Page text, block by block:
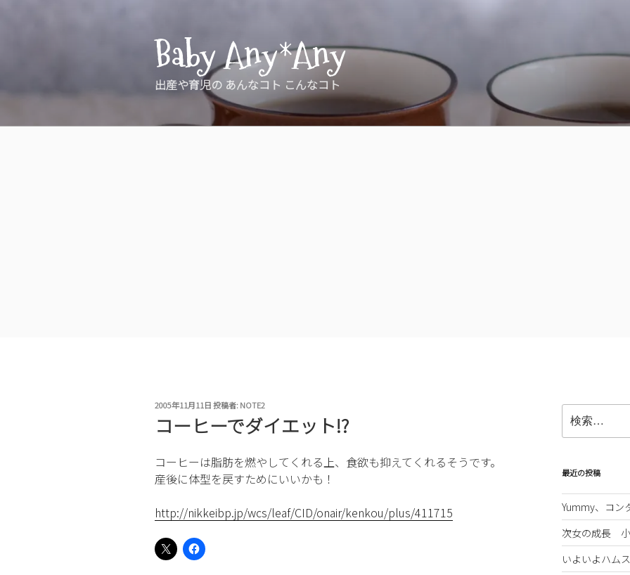
へ
キ
Baby Any*Any
出産や育児の あんなコト こんなコト
投
2005年11月11日投稿者:NOTE2
コーヒーでダイエット!?
コーヒーは脂肪を燃やしてくれる上、食欲も抑えてくれるそうです。
産後に体型を戻すためにいいかも！
http://nikkeibp.jp/wcs/leaf/CID/onair/kenkou/plus/411715
索:
最近の投稿
Yummy、コン
次女の成長
いよいよハム